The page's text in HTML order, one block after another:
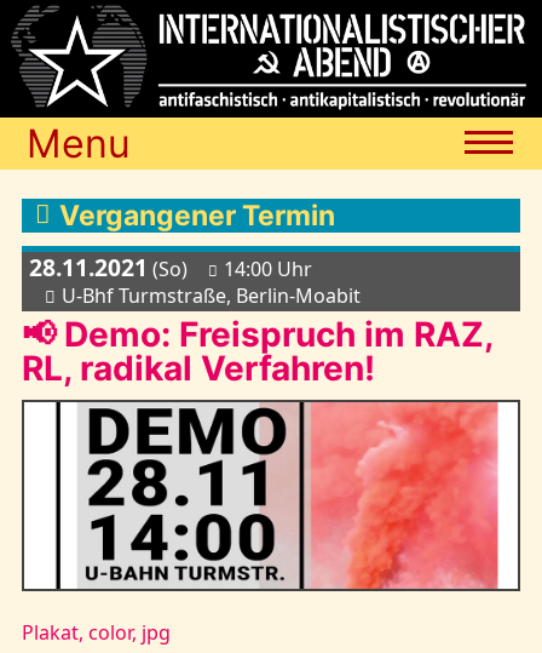
Menu
Termine
Blog
Media
Archiv
Links
Vergangener Termin
28.11.2021 (So)
14:00 Uhr
U-Bhf Turmstraße, Berlin-Moabit
📢 Demo: Freispruch im RAZ,
RL, radikal Verfahren!
Plakat, color, jpg